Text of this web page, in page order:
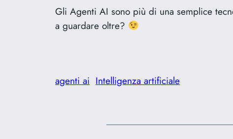
Gli Agenti AI sono più di una semplice
a guardare oltre?
agenti ai Intelligenza artificiale